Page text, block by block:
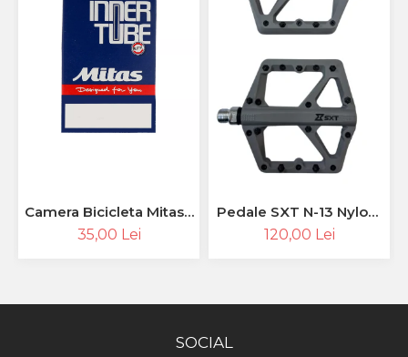
Camera Bicicleta Mitas -
26 x 1.50 - 2.10 (37/54-
559), FV47
35,00 Lei
Pedale SXT N-13 Nylon-
Fiber 9/16'' Grey
120,00 Lei
SOCIAL